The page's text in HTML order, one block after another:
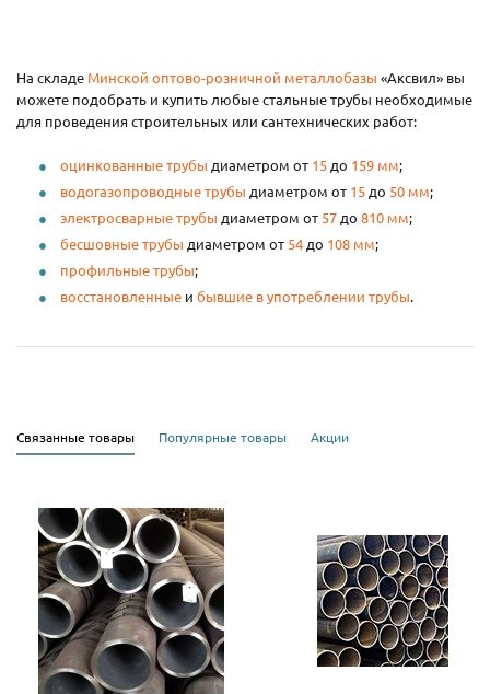
На складе Минской оптово-розничной металлобазы «Аксвил» вы
можете подобрать и купить любые стальные трубы необходимые
для проведения строительных или сантехнических работ:
оцинкованные трубы диаметром от 15 до 159 мм;
водогазопроводные трубы диаметром от 15 до 50 мм;
электросварные трубы диаметром от 57 до 810 мм;
бесшовные трубы диаметром от 54 до 108 мм;
профильные трубы;
восстановленные и бывшие в употреблении трубы.
Связанные товары Популярные товары Акции